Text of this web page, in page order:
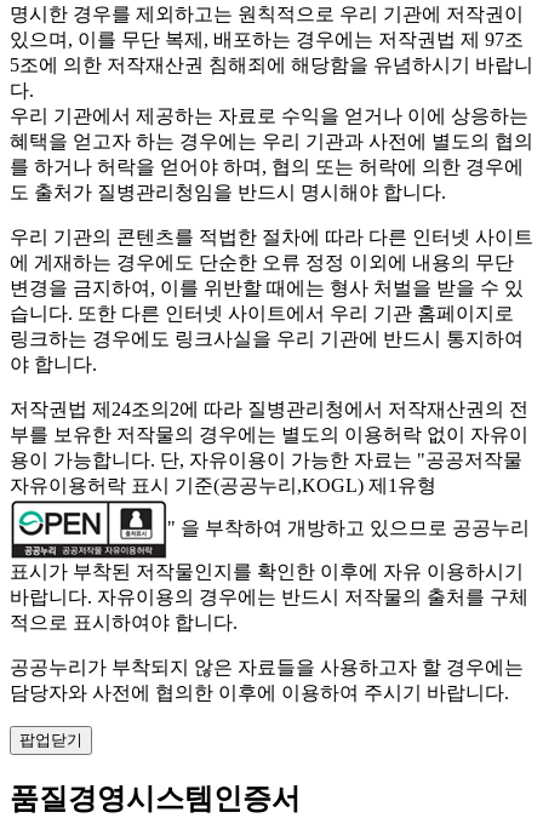
명시한 경우를 제외하고는 원칙적으로 우리 기관에 저작권이
있으며, 이를 무단 복제, 배포하는 경우에는 저작권법 제 97조
5조에 의한 저작재산권 침해죄에 해당함을 유념하시기 바랍니
다.
우리 기관에서 제공하는 자료로 수익을 얻거나 이에 상응하는
혜택을 얻고자 하는 경우에는 우리 기관과 사전에 별도의 협의
를 하거나 허락을 얻어야 하며, 협의 또는 허락에 의한 경우에
도 출처가 질병관리청임을 반드시 명시해야 합니다.
우리 기관의 콘텐츠를 적법한 절차에 따라 다른 인터넷 사이트
에 게재하는 경우에도 단순한 오류 정정 이외에 내용의 무단
변경을 금지하여, 이를 위반할 때에는 형사 처벌을 받을 수 있
습니다. 또한 다른 인터넷 사이트에서 우리 기관 홈페이지로
링크하는 경우에도 링크사실을 우리 기관에 반드시 통지하여
야 합니다.
저작권법 제24조의2에 따라 질병관리청에서 저작재산권의 전
부를 보유한 저작물의 경우에는 별도의 이용허락 없이 자유이
용이 가능합니다. 단, 자유이용이 가능한 자료는 "공공저작물
자유이용허락 표시 기준(공공누리,KOGL) 제1유형
" 을 부착하여 개방하고 있으므로 공공누리
표시가 부착된 저작물인지를 확인한 이후에 자유 이용하시기
바랍니다. 자유이용의 경우에는 반드시 저작물의 출처를 구체
적으로 표시하여야 합니다.
공공누리가 부착되지 않은 자료들을 사용하고자 할 경우에는
담당자와 사전에 협의한 이후에 이용하여 주시기 바랍니다.
팝업닫기
품질경영시스템인증서